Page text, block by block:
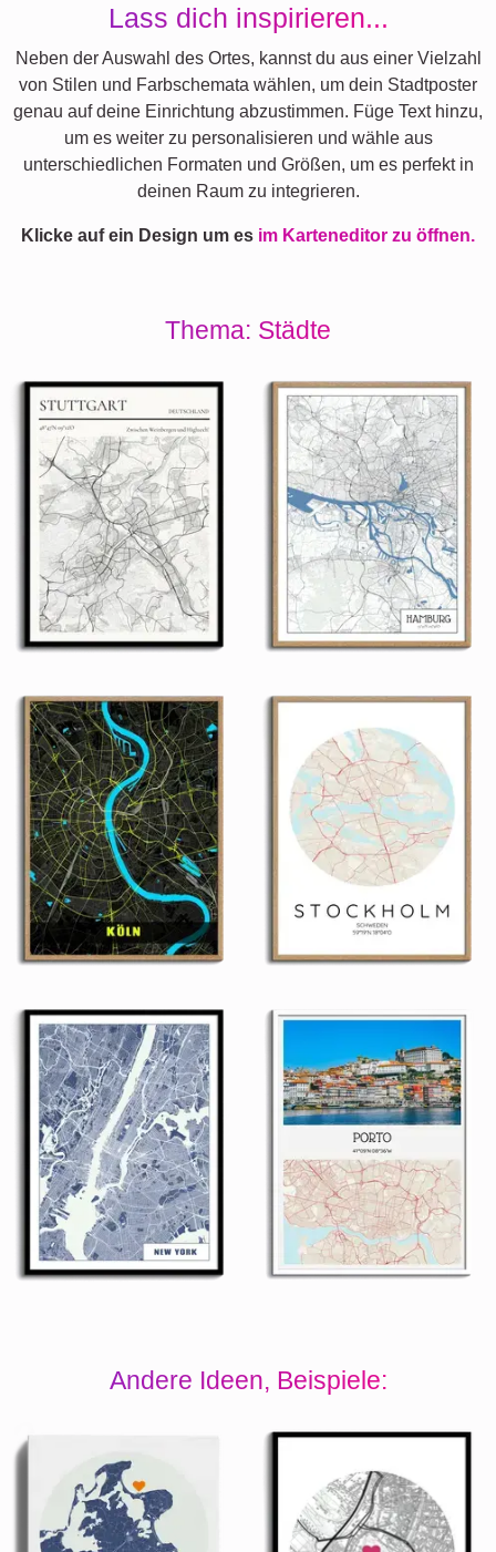
Lass dich inspirieren...
Neben der Auswahl des Ortes, kannst du aus einer Vielzahl
von Stilen und Farbschemata wählen, um dein Stadtposter
genau auf deine Einrichtung abzustimmen. Füge Text hinzu,
um es weiter zu personalisieren und wähle aus
unterschiedlichen Formaten und Größen, um es perfekt in
deinen Raum zu integrieren.
Klicke auf ein Design um es im Karteneditor zu öffnen.
Thema: Städte
Andere Ideen, Beispiele: